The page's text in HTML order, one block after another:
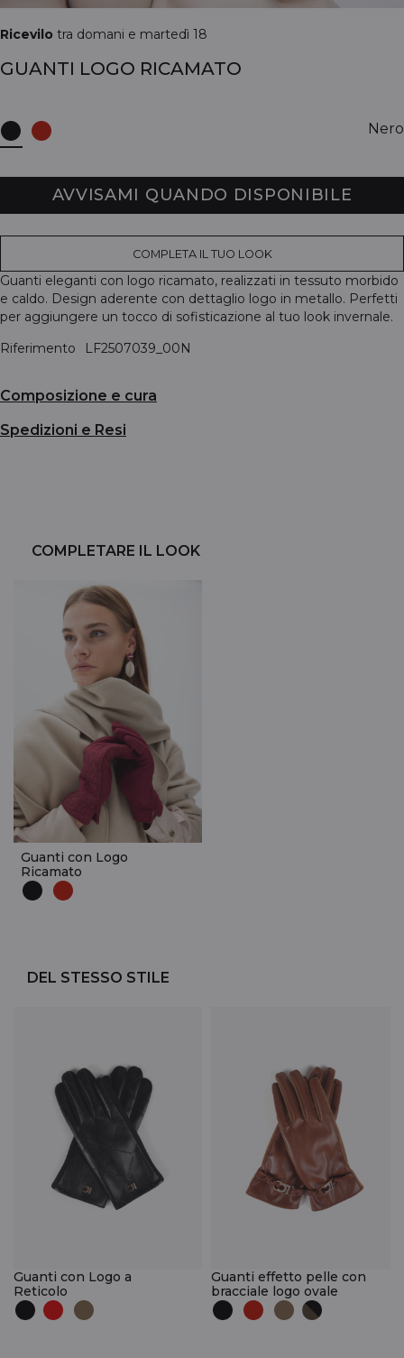
Ricevilo tra domani e martedì 18
GUANTI LOGO RICAMATO
Nero
AVVISAMI QUANDO DISPONIBILE
COMPLETA IL TUO LOOK
Guanti eleganti con logo ricamato, realizzati in tessuto morbido
e caldo. Design aderente con dettaglio logo in metallo. Perfetti
per aggiungere un tocco di sofisticazione al tuo look invernale.
Riferimento
LF2507039_00N
Composizione e cura
Spedizioni e Resi
COMPLETARE IL LOOK
Guanti con Logo
Ricamato
DEL STESSO STILE
Guanti con Logo a
Reticolo
Guanti effetto pelle con
bracciale logo ovale